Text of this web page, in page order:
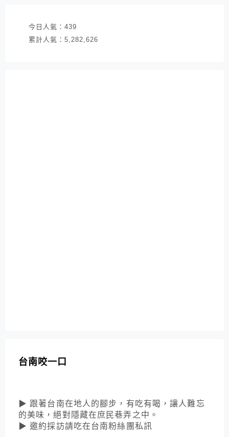
今日人氣： 439
累計人氣： 5,282,626
台南咬一口
▶ 跟著台南在地人的腳步，有吃有喝，讓人難忘
的美味，絕對隱藏在庶民巷弄之中。
▶ 邀約採訪請吃在台南粉絲團私訊